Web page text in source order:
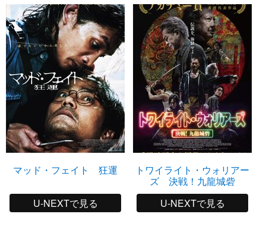
マッド・フェイト 狂運
U-NEXTで見る
トワイライト・ウォリアー
ズ 決戦！九龍城砦
U-NEXTで見る